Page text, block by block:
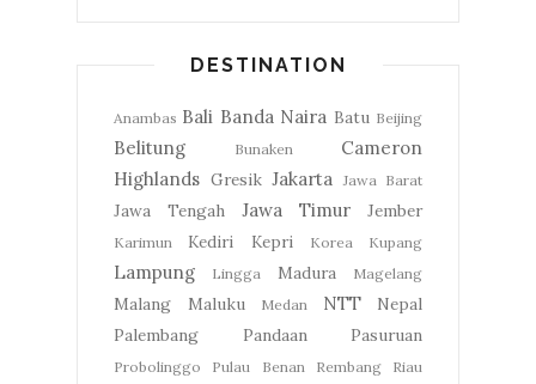
DESTINATION
Anambas Bali Banda Naira Batu Beijing
Belitung Bunaken
Cameron
Highlands Gresik Jakarta Jawa Barat
Jawa Tengah Jawa Timur Jember
Karimun Kediri Kepri Korea Kupang
Lampung Lingga Madura Magelang
Malang Maluku Medan NTT
Nepal
Palembang
Pandaan Pasuruan
Probolinggo Pulau Benan Rembang
Riau